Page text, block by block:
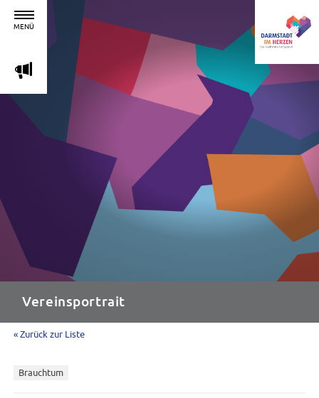
MENÜ
m
Vereinsportrait
« Zurück zur Liste
Brauchtum